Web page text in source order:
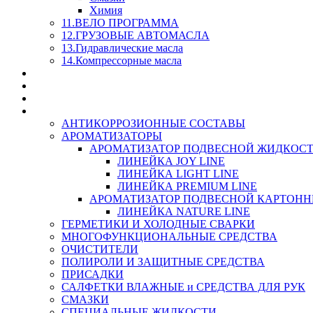
Химия
11.ВЕЛО ПРОГРАММА
12.ГРУЗОВЫЕ АВТОМАСЛА
13.Гидравлические масла
14.Компрессорные масла
АНТИКОРРОЗИОННЫЕ СОСТАВЫ
АРОМАТИЗАТОРЫ
АРОМАТИЗАТОР ПОДВЕСНОЙ
ЛИНЕЙКА JOY LINE
ЛИНЕЙКА LIGHT LINE
ЛИНЕЙКА PREMIUM LINE
АРОМАТИЗАТОР ПОДВЕСНОЙ
ЛИНЕЙКА NATURE LINE
ГЕРМЕТИКИ И ХОЛОДНЫЕ СВАРКИ
МНОГОФУНКЦИОНАЛЬНЫЕ СРЕДСТВА
ОЧИСТИТЕЛИ
ПОЛИРОЛИ И ЗАЩИТНЫЕ СРЕДСТВА
ПРИСАДКИ
САЛФЕТКИ ВЛАЖНЫЕ и СРЕДСТВА ДЛЯ РУК
СМАЗКИ